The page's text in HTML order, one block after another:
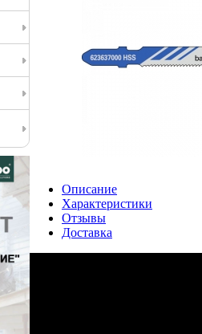
Описание
Характеристики
Отзывы
Доставка